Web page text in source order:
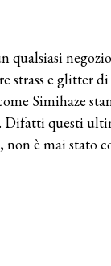
qualsiasi
strass e glitter
Simihaze
Difatti questi
non è mai stato